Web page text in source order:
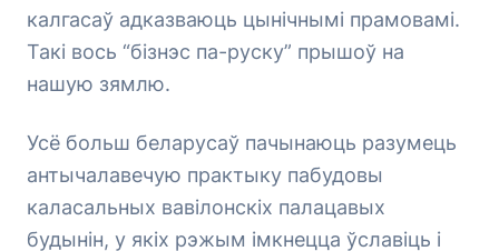
калгасаў адказваюць цынічнымі прамовамі.
Такі вось “бізнэс па-руску” прышоў на
нашую зямлю.
Усё больш беларусаў пачынаюць разумець
антычалавечую практыку пабудовы
каласальных вавілонскіх палацавых
будынін, у якіх рэжым імкнецца ўславіць і